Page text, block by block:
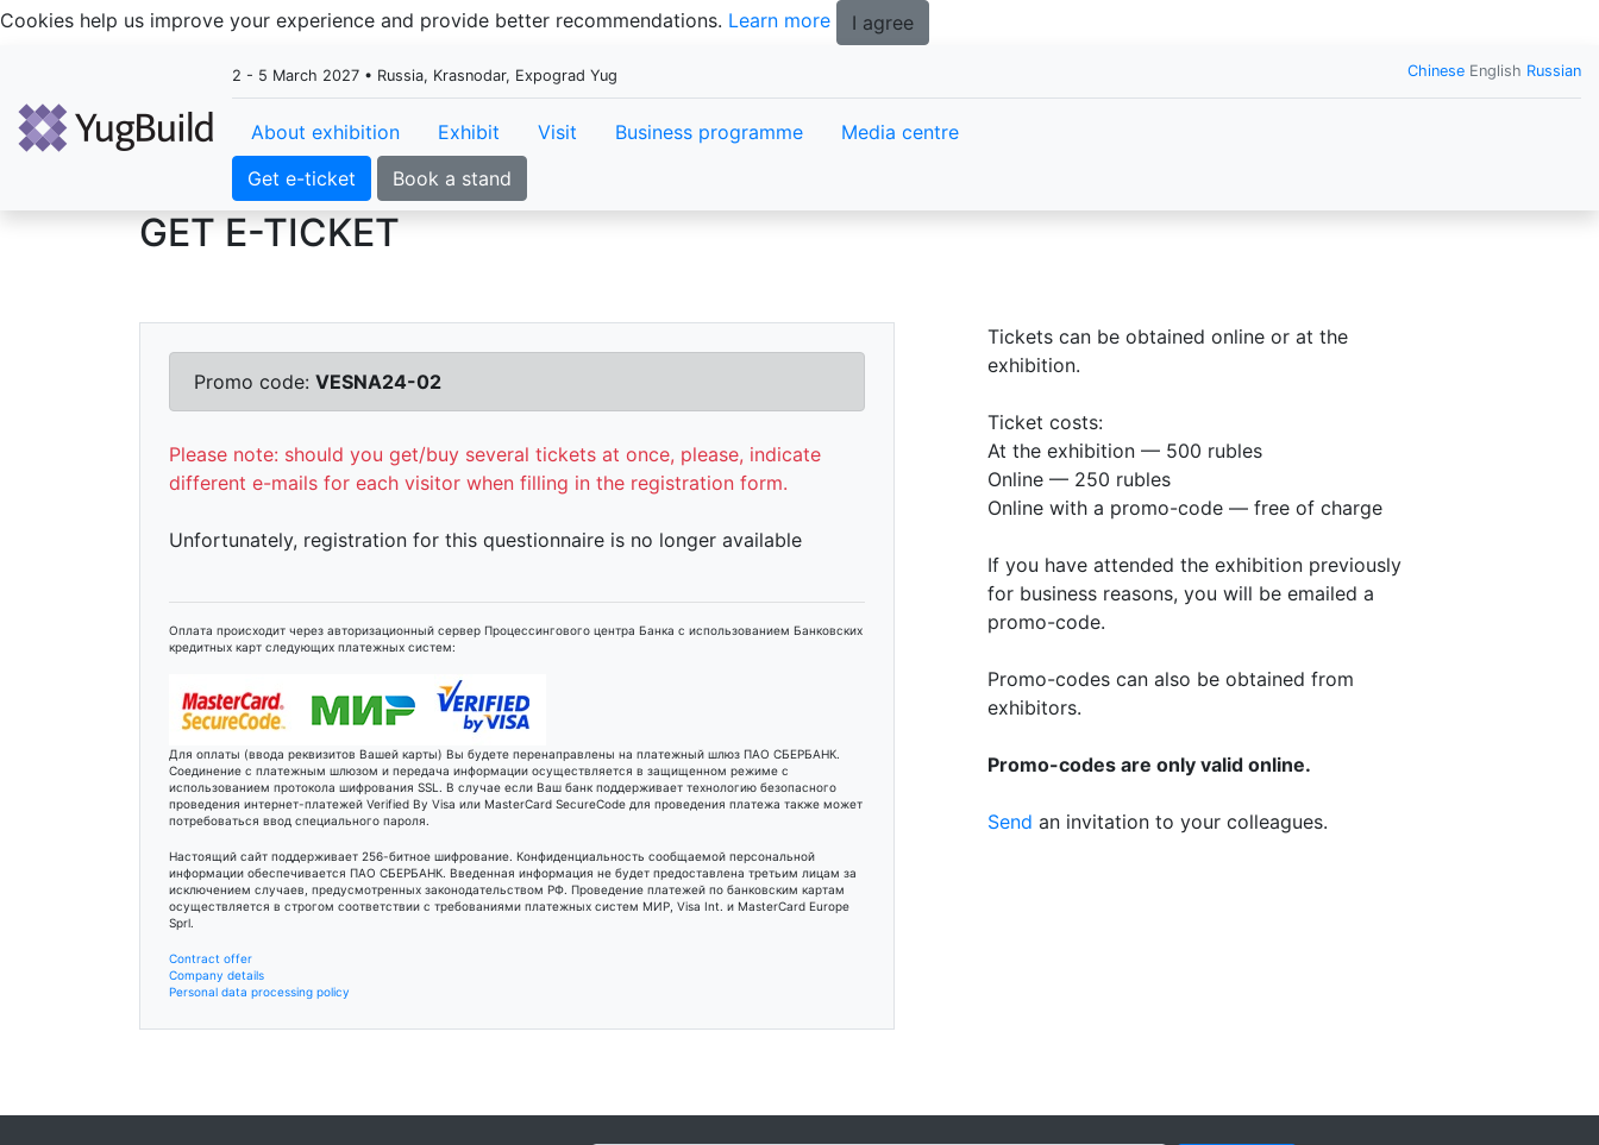
Cookies help us improve your experience and provide better recommendations. Learn more I agree
2 - 5 March 2027 • Russia, Krasnodar, Expograd Yug Chinese English Russian
About exhibition Exhibit Visit Business programme
Media centre
Get e-ticket
Book a stand
GET E-TICKET
Promo code: VESNA24-02
Please note: should you get/buy several tickets at once, please, indicate
different e-mails for each visitor when filling in the registration form.
Unfortunately, registration for this questionnaire is no longer available
Оплата происходит через авторизационный сервер Процессингового центра Банка с использованием Банковских
кредитных карт следующих платежных систем:
Для оплаты (ввода реквизитов Вашей карты) Вы будете перенаправлены на платежный шлюз ПАО СБЕРБАНК.
Соединение с платежным шлюзом и передача информации осуществляется в защищенном режиме с
использованием протокола шифрования SSL. В случае если Ваш банк поддерживает технологию безопасного
проведения интернет-платежей Verified By Visa или MasterCard SecureCode для проведения платежа также может
потребоваться ввод специального пароля.
Настоящий сайт поддерживает 256-битное шифрование. Конфиденциальность сообщаемой персональной
информации обеспечивается ПАО СБЕРБАНК. Введенная информация не будет предоставлена третьим лицам за
исключением случаев, предусмотренных законодательством РФ. Проведение платежей по банковским картам
осуществляется в строгом соответствии с требованиями платежных систем МИР, Visa Int. и MasterCard Europe
Sprl.
Contract offer
Company details
Personal data processing policy
Tickets can be obtained online or at the
exhibition.
Ticket costs:
At the exhibition — 500 rubles
Online — 250 rubles
Online with a promo-code — free of charge
If you have attended the exhibition previously
for business reasons, you will be emailed a
promo-code.
Promo-codes can also be obtained from
exhibitors.
Promo-codes are only valid online.
Send an invitation to your colleagues.